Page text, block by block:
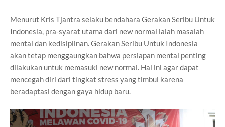
Menurut Kris Tjantra selaku bendahara Gerakan Seribu Untuk
Indonesia, pra-syarat utama dari new normal ialah masalah
mental dan kedisiplinan. Gerakan Seribu Untuk Indonesia
akan tetap menggaungkan bahwa persiapan mental penting
dilakukan untuk memasuki new normal. Hal ini agar dapat
mencegah diri dari tingkat stress yang timbul karena
beradaptasi dengan gaya hidup baru.